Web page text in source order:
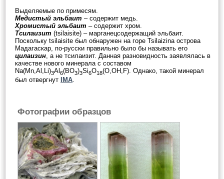
Выделяемые по примесям.
Медистый эльбаит – содержит медь.
Хромистый эльбаит – содержит хром.
Тсилаизит (tsilaisite) – марганецсодержащий эльбаит.
Поскольку tsilaisite был обнаружен на горе Tsilaizina острова
Мадагаскар, по-русски правильно было бы называть его
цилаизин, а не тсилаизит. Данная разновидность заявлялась в
качестве нового минерала с составом
Na(Mn,Al,Li)3Al 6(BO3)3Si6O18(O,OH,F). Однако, такой минерал
был отвергнут IMA
Фотографии образцов